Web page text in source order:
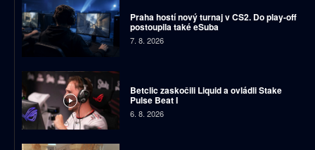
Praha hostí nový turnaj v CS2. Do play-off
postoupila také eSuba
7. 8. 2026
Betclic zaskočili Liquid a ovládli Stake
Pulse Beat I
6. 8. 2026